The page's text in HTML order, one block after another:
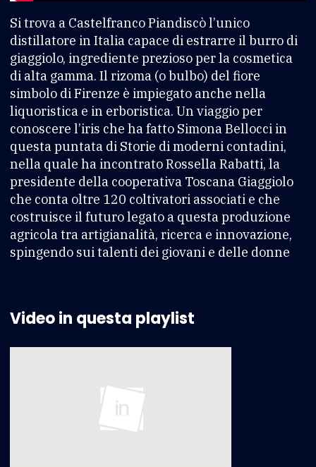
Si trova a Castelfranco Piandiscò l’unico
distillatore in Italia capace di estrarre il burro di
giaggiolo, ingrediente prezioso per la cosmetica
di alta gamma. Il rizoma (o bulbo) del fiore
simbolo di Firenze è impiegato anche nella
liquoristica e in erboristica. Un viaggio per
conoscere l’iris che ha fatto Simona Bellocci in
questa puntata di Storie di moderni contadini,
nella quale ha incontrato Rossella Rabatti, la
presidente della cooperativa Toscana Giaggiolo
che conta oltre 120 coltivatori associati e che
costruisce il futuro legato a questa produzione
agricola tra artigianalità, ricerca e innovazione,
spingendo sui talenti dei giovani e delle donne
Video in questa playlist